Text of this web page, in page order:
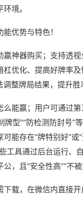
境。
优势与特色！
赢神器购买；支持透
杠优化、提高好牌率
整牌局结果，提升胜
么能赢；用户可通过
牌型”“防检测防封号”
可能存在“牌特别好”或
工具通过后台运行、
，且“安全性高”“不被
下载，在微信内直接